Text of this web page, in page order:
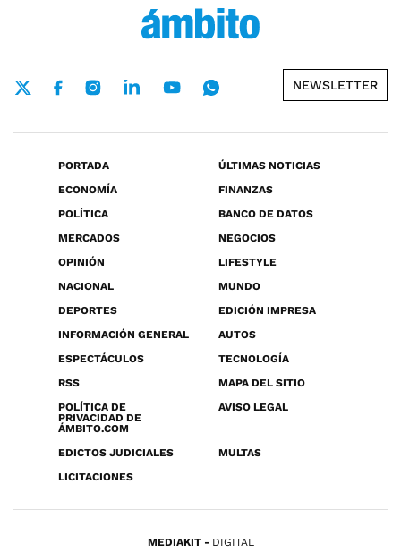
NEWSLETTER
PORTADA
ÚLTIMAS NOTICIAS
ECONOMÍA
FINANZAS
POLÍTICA
BANCO DE DATOS
MERCADOS
NEGOCIOS
OPINIÓN
LIFESTYLE
NACIONAL
MUNDO
DEPORTES
EDICIÓN IMPRESA
INFORMACIÓN GENERAL
AUTOS
ESPECTÁCULOS
TECNOLOGÍA
RSS
MAPA DEL SITIO
POLÍTICA DE
PRIVACIDAD DE
ÁMBITO.COM
AVISO LEGAL
EDICTOS JUDICIALES
MULTAS
LICITACIONES
MEDIAKIT DIGITAL